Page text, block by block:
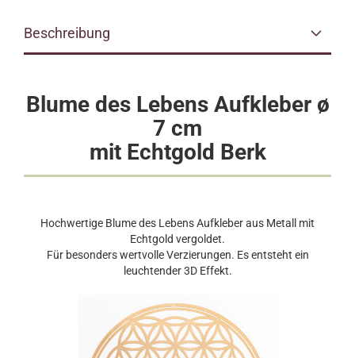
Beschreibung
Blume des Lebens Aufkleber ø
7 cm
mit Echtgold Berk
Hochwertige Blume des Lebens Aufkleber aus Metall mit
Echtgold vergoldet.
Für besonders wertvolle Verzierungen. Es entsteht ein
leuchtender 3D Effekt.